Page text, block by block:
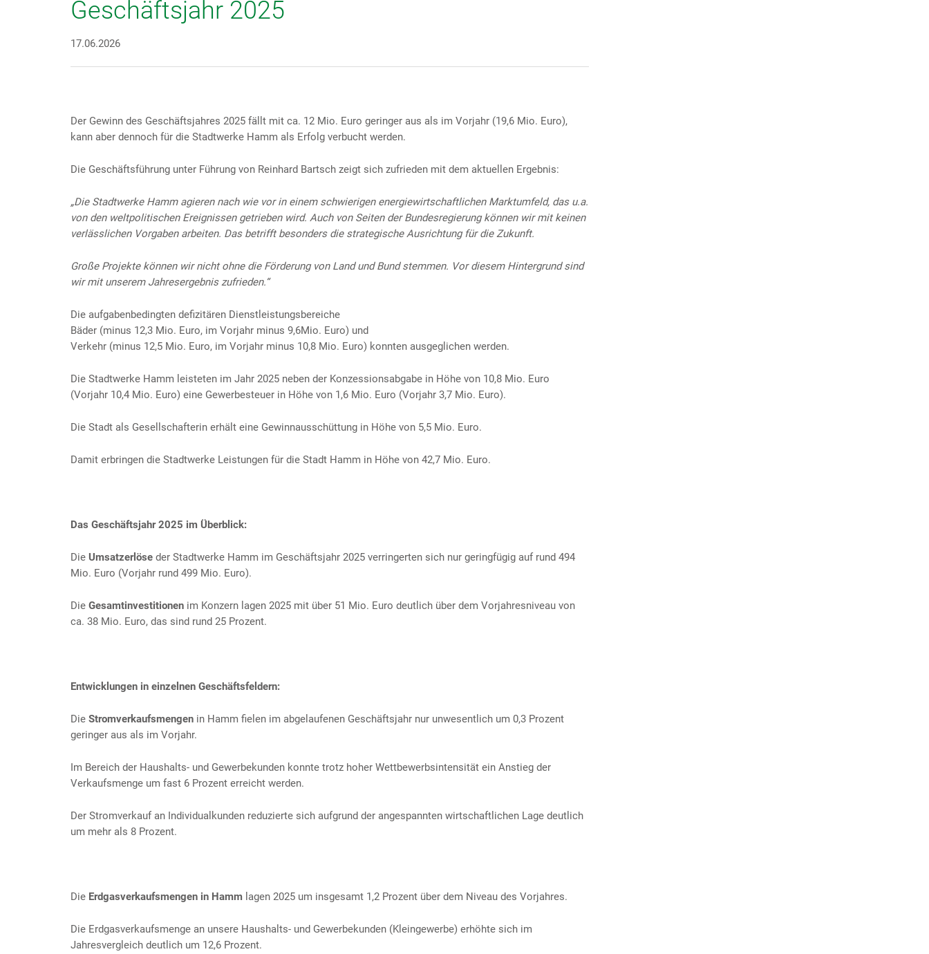
Geschäftsjahr 2025
17.06.2026
Der Gewinn des Geschäftsjahres 2025 fällt mit ca. 12 Mio. Euro geringer aus als im Vorjahr (19,6 Mio. Euro),
kann aber dennoch für die Stadtwerke Hamm als Erfolg verbucht werden.
Die Geschäftsführung unter Führung von Reinhard Bartsch zeigt sich zufrieden mit dem aktuellen Ergebnis:
„Die Stadtwerke Hamm agieren nach wie vor in einem schwierigen energiewirtschaftlichen Marktumfeld, das u.a.
von den weltpolitischen Ereignissen getrieben wird. Auch von Seiten der Bundesregierung können wir mit keinen
verlässlichen Vorgaben arbeiten. Das betrifft besonders die strategische Ausrichtung für die Zukunft.
Große Projekte können wir nicht ohne die Förderung von Land und Bund stemmen. Vor diesem Hintergrund sind
wir mit unserem Jahresergebnis zufrieden.“
Die aufgabenbedingten defizitären Dienstleistungsbereiche
Bäder (minus 12,3 Mio. Euro, im Vorjahr minus 9,6Mio. Euro) und
Verkehr (minus 12,5 Mio. Euro, im Vorjahr minus 10,8 Mio. Euro) konnten ausgeglichen werden.
Die Stadtwerke Hamm leisteten im Jahr 2025 neben der Konzessionsabgabe in Höhe von 10,8 Mio. Euro
(Vorjahr 10,4 Mio. Euro) eine Gewerbesteuer in Höhe von 1,6 Mio. Euro (Vorjahr 3,7 Mio. Euro).
Die Stadt als Gesellschafterin erhält eine Gewinnausschüttung in Höhe von 5,5 Mio. Euro.
Damit erbringen die Stadtwerke Leistungen für die Stadt Hamm in Höhe von 42,7 Mio. Euro.
Das Geschäftsjahr 2025 im Überblick:
Die Umsatzerlöse der Stadtwerke Hamm im Geschäftsjahr 2025 verringerten sich nur geringfügig auf rund 494
Mio. Euro (Vorjahr rund 499 Mio. Euro).
Die Gesamtinvestitionen im Konzern lagen 2025 mit über 51 Mio. Euro deutlich über dem Vorjahresniveau von
ca. 38 Mio. Euro, das sind rund 25 Prozent.
Entwicklungen in einzelnen Geschäftsfeldern:
Die Stromverkaufsmengen in Hamm fielen im abgelaufenen Geschäftsjahr nur unwesentlich um 0,3 Prozent
geringer aus als im Vorjahr.
Im Bereich der Haushalts- und Gewerbekunden konnte trotz hoher Wettbewerbsintensität ein Anstieg der
Verkaufsmenge um fast 6 Prozent erreicht werden.
Der Stromverkauf an Individualkunden reduzierte sich aufgrund der angespannten wirtschaftlichen Lage deutlich
um mehr als 8 Prozent.
Die Erdgasverkaufsmengen in Hamm lagen 2025 um insgesamt 1,2 Prozent über dem Niveau des Vorjahres.
Die Erdgasverkaufsmenge an unsere Haushalts- und Gewerbekunden (Kleingewerbe) erhöhte sich im
Jahresvergleich deutlich um 12,6 Prozent.